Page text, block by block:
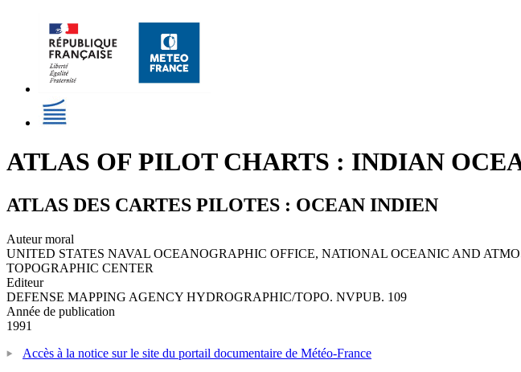
ATLAS OF PILOT CHARTS : INDIAN
ATLAS DES CARTES PILOTES : OCEAN INDIEN
Auteur moral
UNITED STATES NAVAL OCEANOGRAPHIC OFFICE, NATIONAL OCEANIC AND
TOPOGRAPHIC CENTER
Editeur
DEFENSE MAPPING AGENCY HYDROGRAPHIC/TOPO. NVPUB. 109
Année de publication
1991
Accès à la notice sur le site du portail documentaire de Météo-France